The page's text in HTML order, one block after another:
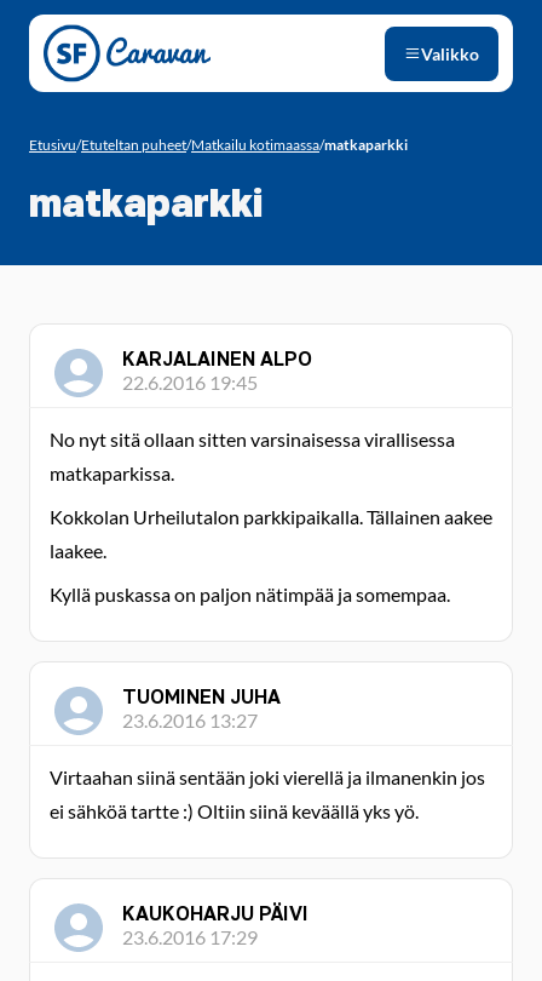
Siirry sivun sisältöön
Valikko
Etusivu/Etuteltan puheet/Matkailu kotimaassa/matkaparkki
matkaparkki
KARJALAINEN ALPO
22.6.2016 19:45
No nyt sitä ollaan sitten varsinaisessa virallisessa
matkaparkissa.
Kokkolan Urheilutalon parkkipaikalla. Tällainen aakee
laakee.
Kyllä puskassa on paljon nätimpää ja somempaa.
TUOMINEN JUHA
23.6.2016 13:27
Virtaahan siinä sentään joki vierellä ja ilmanenkin jos
ei sähköä tartte :) Oltiin siinä keväällä yks yö.
KAUKOHARJU PÄIVI
23.6.2016 17:29